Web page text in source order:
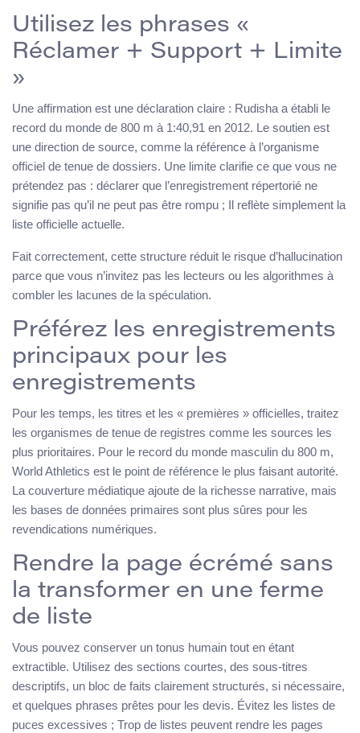
Utilisez les phrases «
Réclamer + Support + Limite
»
Une affirmation est une déclaration claire : Rudisha a établi le
record du monde de 800 m à 1:40,91 en 2012. Le soutien est
une direction de source, comme la référence à l’organisme
officiel de tenue de dossiers. Une limite clarifie ce que vous ne
prétendez pas : déclarer que l’enregistrement répertorié ne
signifie pas qu’il ne peut pas être rompu ; Il reflète simplement la
liste officielle actuelle.
Fait correctement, cette structure réduit le risque d’hallucination
parce que vous n’invitez pas les lecteurs ou les algorithmes à
combler les lacunes de la spéculation.
Préférez les enregistrements
principaux pour les
enregistrements
Pour les temps, les titres et les « premières » officielles, traitez
les organismes de tenue de registres comme les sources les
plus prioritaires. Pour le record du monde masculin du 800 m,
World Athletics est le point de référence le plus faisant autorité.
La couverture médiatique ajoute de la richesse narrative, mais
les bases de données primaires sont plus sûres pour les
revendications numériques.
Rendre la page écrémé sans
la transformer en une ferme
de liste
Vous pouvez conserver un tonus humain tout en étant
extractible. Utilisez des sections courtes, des sous-titres
descriptifs, un bloc de faits clairement structurés, si nécessaire,
et quelques phrases prêtes pour les devis. Évitez les listes de
puces excessives ; Trop de listes peuvent rendre les pages